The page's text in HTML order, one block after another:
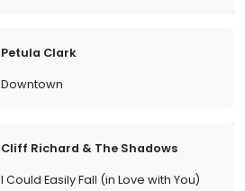
Petula Clark
Downtown
Cliff Richard & The Shadows
I Could Easily Fall (in Love with You)